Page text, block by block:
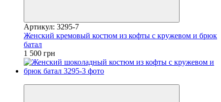
Артикул: 3295-7
Женский кремовый костюм из кофты с кружевом и брюк
батал
1 500 грн